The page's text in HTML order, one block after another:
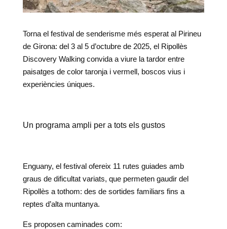
Torna el festival de senderisme més esperat al Pirineu
de Girona: del 3 al 5 d’octubre de 2025, el Ripollès
Discovery Walking convida a viure la tardor entre
paisatges de color taronja i vermell, boscos vius i
experiències úniques.
Un programa ampli per a tots els gustos
Enguany, el festival ofereix 11 rutes guiades amb
graus de dificultat variats, que permeten gaudir del
Ripollès a tothom: des de sortides familiars fins a
reptes d’alta muntanya.
Es proposen caminades com: